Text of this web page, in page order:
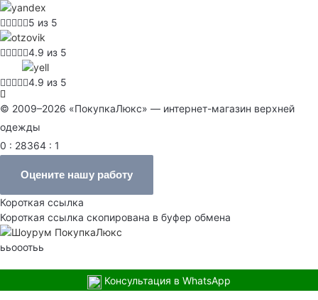
5 из 5
4.9 из 5
4.9 из 5
© 2009–2026 «ПокупкаЛюкс» — интернет-магазин верхней
одежды
0 : 28364 : 1
Оцените нашу работу
Короткая ссылка
Короткая ссылка скопирована в буфер обмена
ььооотьь
Консультация в WhatsApp